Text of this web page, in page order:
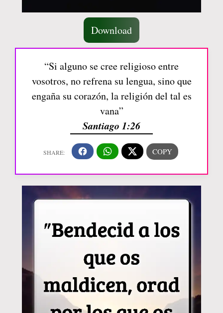
Download
“Si alguno se cree religioso entre
vosotros, no refrena su lengua, sino que
engaña su corazón, la religión del tal es
vana”
Santiago 1:26